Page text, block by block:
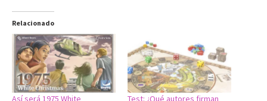
Relacionado
Así será 1975 White
Test: ¿Qué autores firman